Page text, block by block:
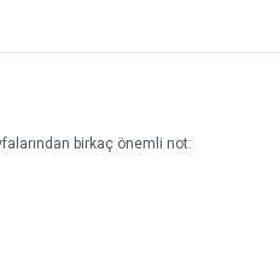
birkaç önemli not: